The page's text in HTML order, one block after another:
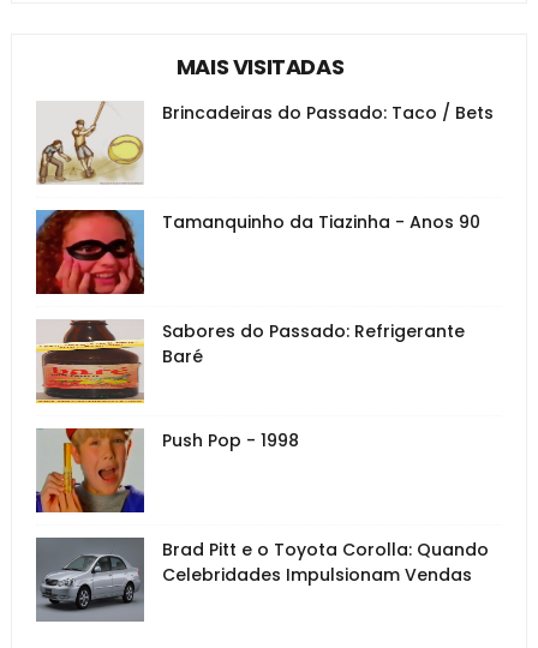
MAIS VISITADAS
Brincadeiras do Passado: Taco / Bets
Tamanquinho da Tiazinha - Anos 90
Sabores do Passado: Refrigerante
Baré
Push Pop - 1998
Brad Pitt e o Toyota Corolla: Quando
Celebridades Impulsionam Vendas